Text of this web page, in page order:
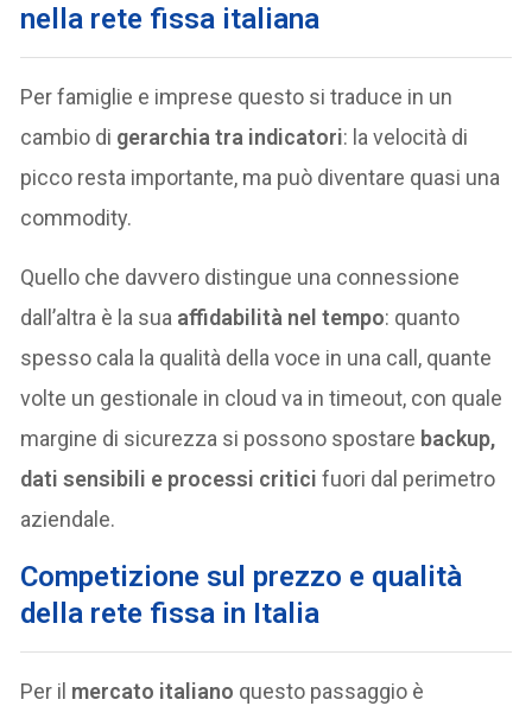
nella rete fissa italiana
Per famiglie e imprese questo si traduce in un
cambio di gerarchia tra indicatori: la velocità di
picco resta importante, ma può diventare quasi una
commodity.
Quello che davvero distingue una connessione
dall’altra è la sua affidabilità nel tempo: quanto
spesso cala la qualità della voce in una call, quante
volte un gestionale in cloud va in timeout, con quale
margine di sicurezza si possono spostare backup,
dati sensibili e processi critici fuori dal perimetro
aziendale.
Competizione sul prezzo e qualità
della rete fissa in Italia
Per il mercato italiano questo passaggio è